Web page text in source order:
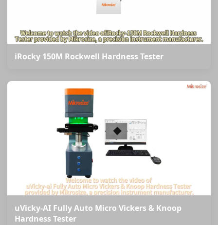
iRocky 150M Rockwell Hardness Tester
uVicky-AI Fully Auto Micro Vickers & Knoop
Hardness Tester